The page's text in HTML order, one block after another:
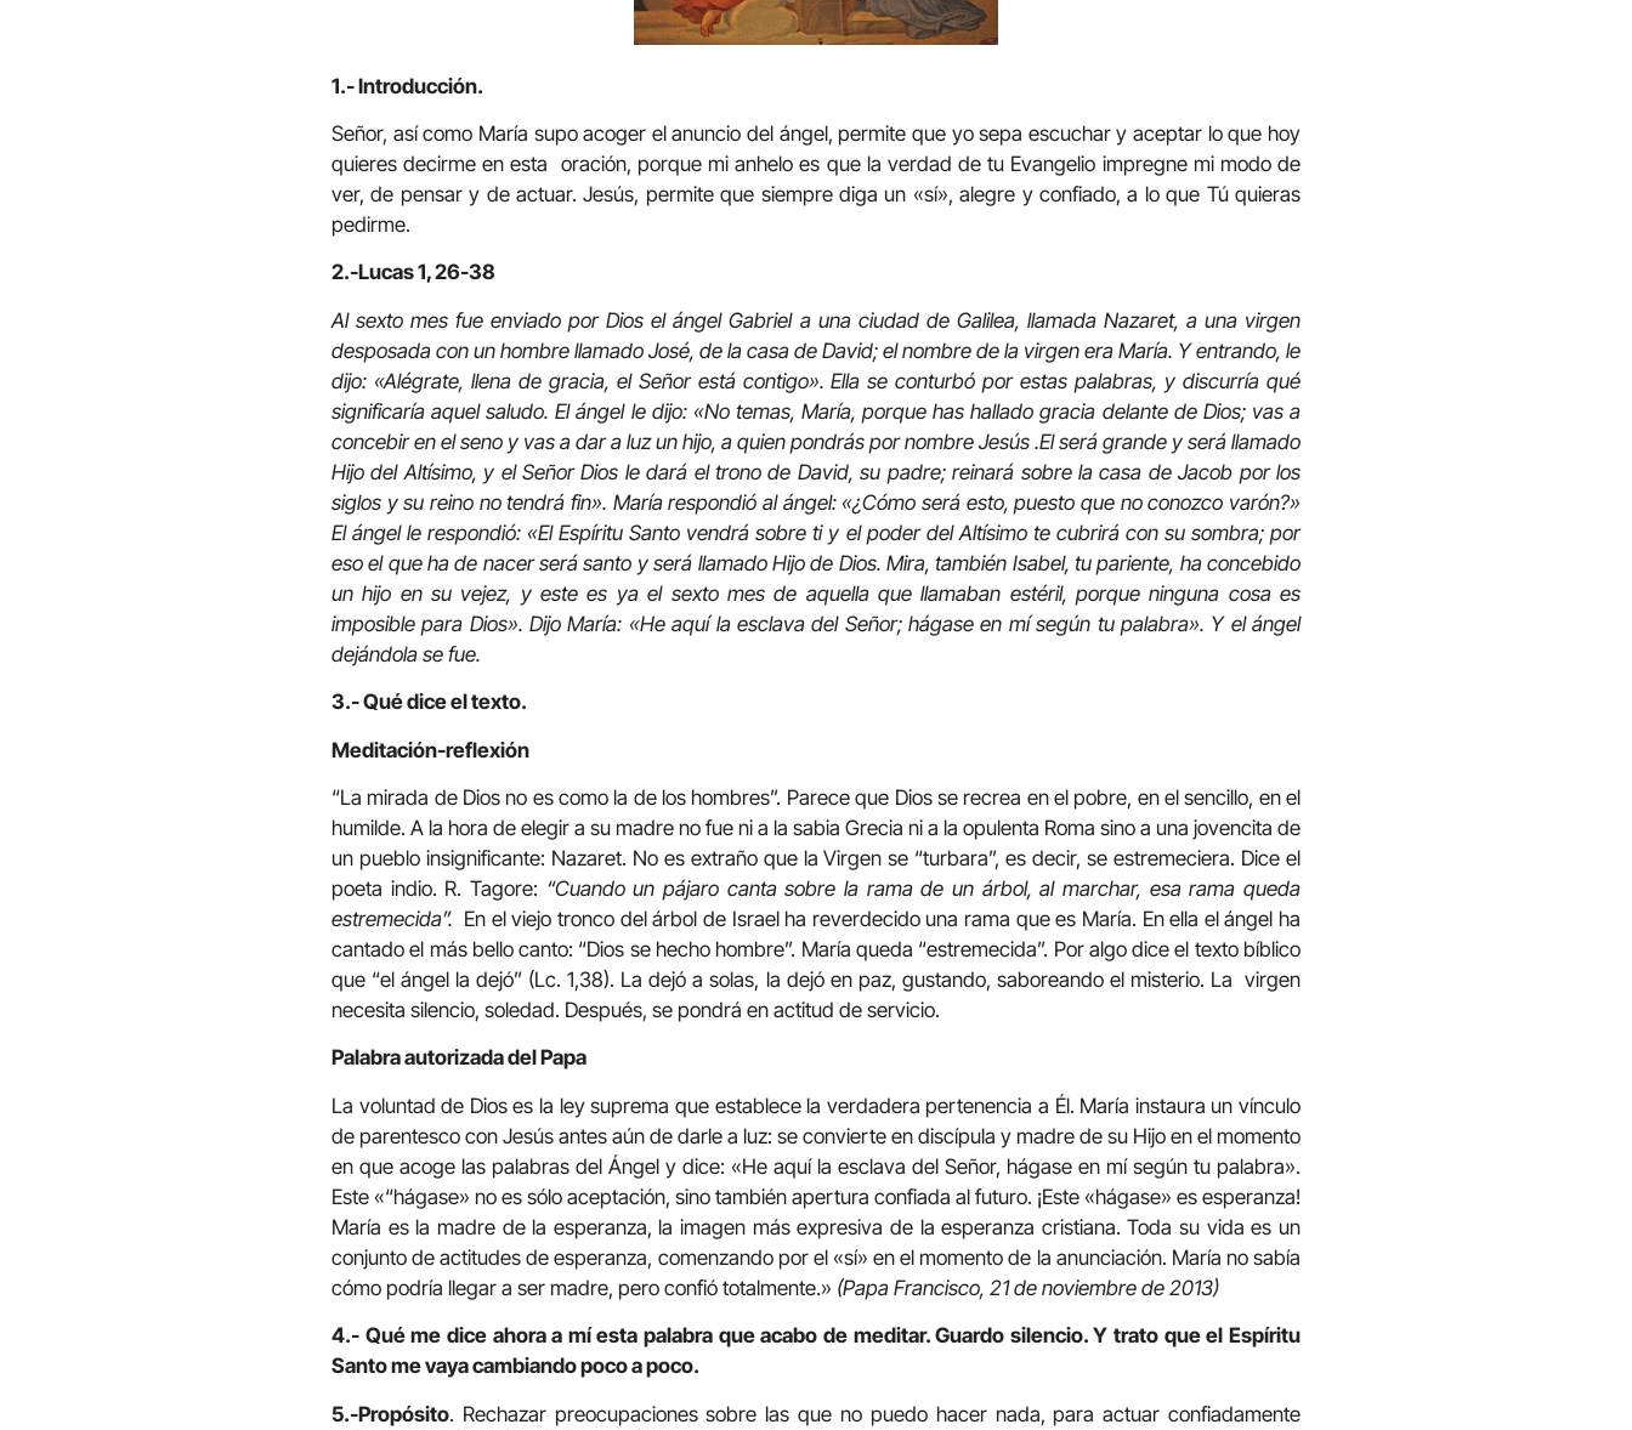
1.- Introducción.
Señor, así como María supo acoger el anuncio del ángel, permite que yo sepa escuchar y aceptar lo que hoy
quieres decirme en esta oración, porque mi anhelo es que la verdad de tu Evangelio impregne mi modo de
ver, de pensar y de actuar. Jesús, permite que siempre diga un «sí», alegre y confiado, a lo que Tú quieras
pedirme.
2.-Lucas 1, 26-38
Al sexto mes fue enviado por Dios el ángel Gabriel a una ciudad de Galilea, llamada Nazaret, a una virgen
desposada con un hombre llamado José, de la casa de David; el nombre de la virgen era María. Y entrando, le
dijo: «Alégrate, llena de gracia, el Señor está contigo». Ella se conturbó por estas palabras, y discurría qué
significaría aquel saludo. El ángel le dijo: «No temas, María, porque has hallado gracia delante de Dios; vas a
concebir en el seno y vas a dar a luz un hijo, a quien pondrás por nombre Jesús .El será grande y será llamado
Hijo del Altísimo, y el Señor Dios le dará el trono de David, su padre; reinará sobre la casa de Jacob por los
siglos y su reino no tendrá fin». María respondió al ángel: «¿Cómo será esto, puesto que no conozco varón?»
El ángel le respondió: «El Espíritu Santo vendrá sobre ti y el poder del Altísimo te cubrirá con su sombra; por
eso el que ha de nacer será santo y será llamado Hijo de Dios. Mira, también Isabel, tu pariente, ha concebido
un hijo en su vejez, y este es ya el sexto mes de aquella que llamaban estéril, porque ninguna cosa es
imposible para Dios». Dijo María: «He aquí la esclava del Señor; hágase en mí según tu palabra». Y el ángel
dejándola se fue.
3.- Qué dice el texto.
Meditación-reflexión
“La mirada de Dios no es como la de los hombres”. Parece que Dios se recrea en el pobre, en el sencillo, en el
humilde. A la hora de elegir a su madre no fue ni a la sabia Grecia ni a la opulenta Roma sino a una jovencita de
un pueblo insignificante: Nazaret. No es extraño que la Virgen se “turbara”, es decir, se estremeciera. Dice el
poeta indio. R. Tagore: “Cuando un pájaro canta sobre la rama de un árbol, al marchar, esa rama queda
estremecida”. En el viejo tronco del árbol de Israel ha reverdecido una rama que es María. En ella el ángel ha
cantado el más bello canto: “Dios se hecho hombre”. María queda “estremecida”. Por algo dice el texto bíblico
que “el ángel la dejó” (Lc. 1,38). La dejó a solas, la dejó en paz, gustando, saboreando el misterio. La virgen
necesita silencio, soledad. Después, se pondrá en actitud de servicio.
Palabra autorizada del Papa
La voluntad de Dios es la ley suprema que establece la verdadera pertenencia a Él. María instaura un vínculo
de parentesco con Jesús antes aún de darle a luz: se convierte en discípula y madre de su Hijo en el momento
en que acoge las palabras del Ángel y dice: «He aquí la esclava del Señor, hágase en mí según tu palabra».
Este «“hágase» no es sólo aceptación, sino también apertura confiada al futuro. ¡Este «hágase» es esperanza!
María es la madre de la esperanza, la imagen más expresiva de la esperanza cristiana. Toda su vida es un
conjunto de actitudes de esperanza, comenzando por el «sí» en el momento de la anunciación. María no sabía
cómo podría llegar a ser madre, pero confió totalmente.» (Papa Francisco, 21 de noviembre de 2013)
4.- Qué me dice ahora a mí esta palabra que acabo de meditar. Guardo silencio. Y trato que el Espíritu
Santo me vaya cambiando poco a poco.
5.-Propósito. Rechazar preocupaciones sobre las que no puedo hacer nada, para actuar confiadamente